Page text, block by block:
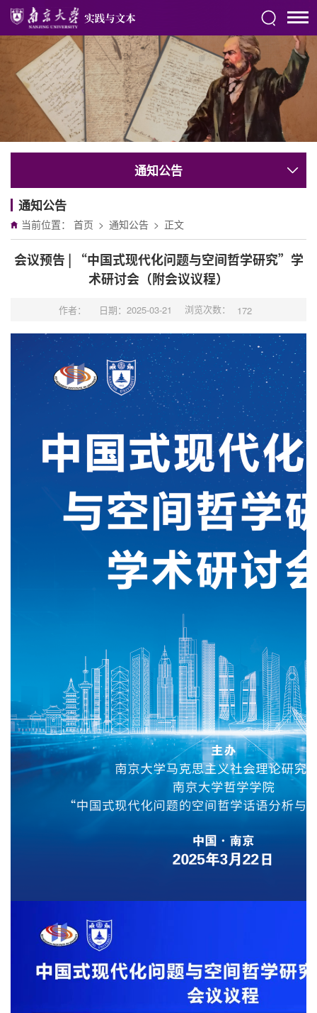
通知公告
通知公告
当前位置： 首页 > 通知公告 > 正文
会议预告 | “中国式现代化问题与空间哲学研究”学
术研讨会（附会议议程）
作者： 日期：2025-03-21 浏览次数： 172